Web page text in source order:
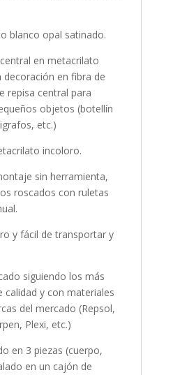
blanco opal satinado.
en metacrilato
en fibra de
repisa central para
objetos (botellín
etc.)
incoloro.
sin herramienta,
roscados con ruletas
y fácil de transportar y
siguiendo los más
calidad y con materiales
del mercado (Repsol,
Plexi, etc.)
en 3 piezas (cuerpo,
en un cajón de